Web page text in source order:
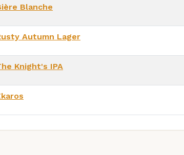
Blanche
Autumn Lager
Knight's IPA